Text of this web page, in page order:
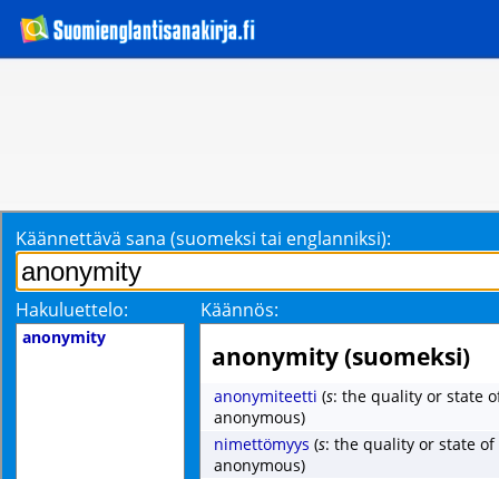
Käännettävä sana (suomeksi tai englanniksi):
Hakuluettelo: Käännös:
anonymity
anonymity (suomeksi)
anonymiteetti (s: the quality or state
anonymous)
nimettömyys (s: the quality or state of
anonymous)